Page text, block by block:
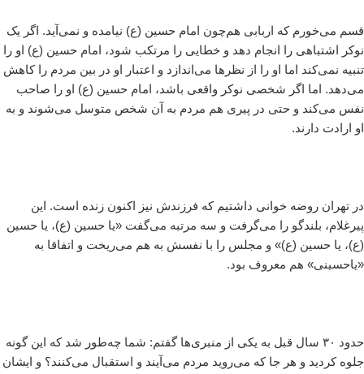
قسم می‌خورم که اربابی هم‌چون امام حسین (ع) نیامده و نمی‌آید. اگر یک
نوکر اشتباهی را انجام دهد و خطایی را مرتکب شود، امام حسین (ع) او را
تنبیه نمی‌کند اما او را از نظرها می‌اندازد و اعتبار او در بین مردم را کاهش
می‌دهد. اما اگر شخصی نوکر واقعی باشد، امام حسین (ع) او را صاحب
نفس می‌کند و حتی در پیری هم مردم به آن شخص متوسل می‌شوند و به
او ارادت دارند.
در تهران روضه خوانی داشتیم که فرزندش نیز اکنون زنده است. این
پیرغلام، بلندگو را می‌گرفت و سه مرتبه می‎‌گفت «یا حسین (ع)، یا حسین
(ع)، یا حسین (ع)» و مجلس را با نفسش به هم می‌ریخت و اتفاقا به
«یاحسینی» هم معروف بود.
حدود ۳۰ سال قبل به یکی از منبری‌ها گفتم: شما چه‌طور شد که این گونه
جلوه کردید و هر جا که می‌روید مردم می‌آیند و استقبال می‌کنند؟ و ایشان